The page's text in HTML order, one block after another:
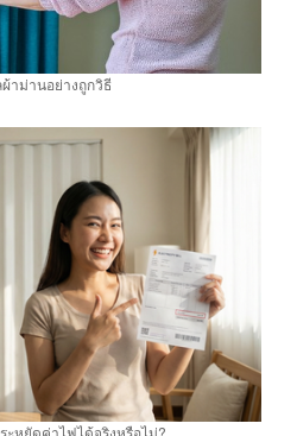
าม่านอย่างถูกวิธี
ะหยัดค่าไฟได้จริงหรือไม่?